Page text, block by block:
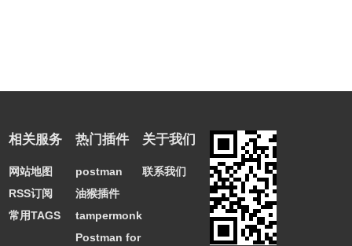
相关服务
网站地图
RSS订阅
常用TAGS
热门插件
postman
油猴插件
tampermonkey
Postman for
关于我们
联系我们